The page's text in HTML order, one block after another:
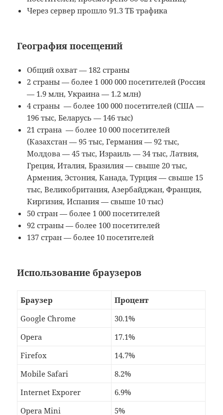
Через сервер прошло 91.3 ТБ трафика
География посещений
Общий охват — 182 страны
2 страны — более 1 000 000 посетителей (Россия
— 1.9 млн, Украина — 1.2 млн)
4 страны — более 100 000 посетителей (США —
196 тыс, Беларусь — 146 тыс)
21 страна — более 10 000 посетителей
(Казахстан — 95 тыс, Германия — 92 тыс,
Молдова — 45 тыс, Израиль — 34 тыс, Латвия,
Греция, Италия, Бразилия — свыше 20 тыс,
Армения, Эстония, Канада, Турция — свыше 15
тыс, Великобритания, Азербайджан, Франция,
Киргизия, Испания — свыше 10 тыс)
50 стран — более 1 000 посетителей
92 страны — более 100 посетителей
137 стран — более 10 посетителей
Использование браузеров
Браузер
Процент
Google Chrome
30.1%
Opera
17.1%
Firefox
14.7%
Mobile Safari
8.2%
Internet Exporer
6.9%
Opera Mini
5%